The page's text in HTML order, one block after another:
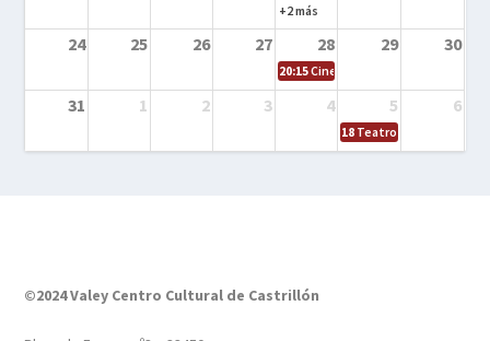
+2 más
24 25 26 27 28 29 30
20:15Cine en el calle – Tintín y el
31 1 2 3 4 5 6
18 Teatro – Tres
©2024 Valey Centro Cultural de Castrillón